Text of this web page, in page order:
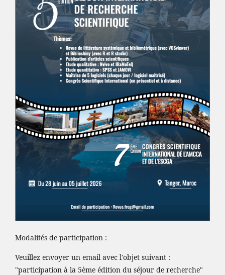
Modalités de participation :
Veuillez envoyer un email avec l'objet suivant :
"participation à la 5ème édition du séjour de recherche"